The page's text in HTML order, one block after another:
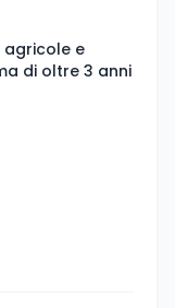
agricole e
di oltre 3 anni